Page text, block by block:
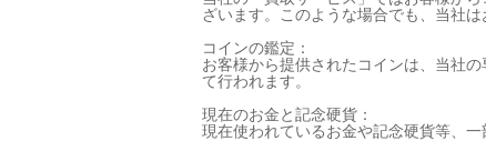
ざいます。このような場合でも、当社
コインの鑑定：
お客様から提供されたコインは、当社
て行われます。
現在のお金と記念硬貨：
現在使われているお金や記念硬貨等、一